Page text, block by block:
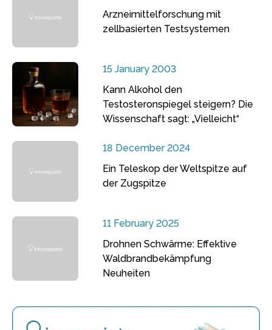
Arzneimittelforschung mit
zellbasierten Testsystemen
15 January 2003
Kann Alkohol den
Testosteronspiegel steigern? Die
Wissenschaft sagt: „Vielleicht“
18 December 2024
Ein Teleskop der Weltspitze auf
der Zugspitze
11 February 2025
Drohnen Schwärme: Effektive
Waldbrandbekämpfung
Neuheiten